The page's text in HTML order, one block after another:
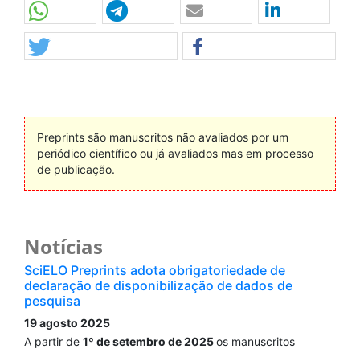
Preprints são manuscritos não avaliados por um
periódico científico ou já avaliados mas em processo
de publicação.
Notícias
SciELO Preprints adota obrigatoriedade de
declaração de disponibilização de dados de
pesquisa
19 agosto 2025
A partir de 1º de setembro de 2025os manuscritos